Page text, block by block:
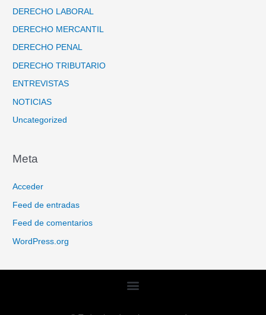
DERECHO LABORAL
DERECHO MERCANTIL
DERECHO PENAL
DERECHO TRIBUTARIO
ENTREVISTAS
NOTICIAS
Uncategorized
Meta
Acceder
Feed de entradas
Feed de comentarios
WordPress.org